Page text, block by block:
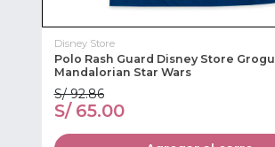
Disney Store
Polo Rash Guard Disney Store Grogu
Mandalorian Star Wars
S/ 92.86
S/ 65.00